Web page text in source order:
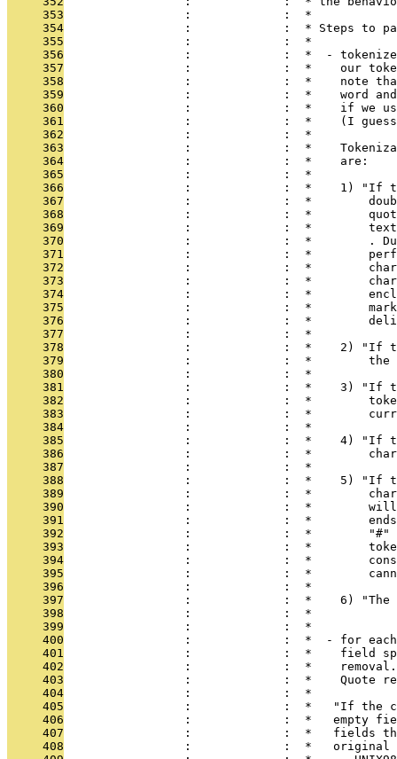
     353
                 :             :  *
     354
:             :  * Steps to
     355
                 :             :  *
     356
:             :  *  -
     357
:             :  *    our
     358
:             :  *    note
     359
:             :  *    word
     360
:             :  *    if we
     361
:             :  *    (I
     362
                 :             :  *
     363
:             :  *
     364
                 :             :  *    are:
     365
                 :             :  *
     366
:             :  *    1) "If
     367
:             :  *
     368
:             :  *
     369
:             :  *
     370
:             :  *        .
     371
:             :  *
     372
:             :  *
     373
:             :  *
     374
:             :  *
     375
:             :  *
     376
:             :  *
     377
                 :             :  *
     378
:             :  *    2) "If
     379
:             :  *
     380
                 :             :  *
     381
:             :  *    3) "If
     382
:             :  *
     383
:             :  *
     384
                 :             :  *
     385
:             :  *    4) "If
     386
:             :  *
     387
                 :             :  *
     388
:             :  *    5) "If
     389
:             :  *
     390
:             :  *
     391
:             :  *
     392
:             :  *
     393
:             :  *
     394
:             :  *
     395
:             :  *
     396
                 :             :  *
     397
:             :  *    6)
     398
                 :             :  *
     399
                 :             :  *
     400
:             :  *  - for
     401
:             :  *    field
     402
:             :  *
     403
:             :  *    Quote
     404
                 :             :  *
     405
:             :  *   "If the
     406
:             :  *   empty
     407
:             :  *   fields
     408
:             :  *